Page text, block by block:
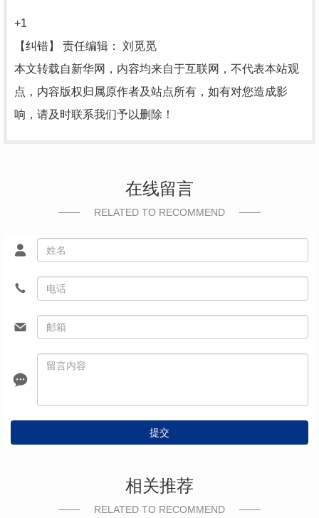
+1
【纠错】 责任编辑： 刘觅觅
本文转载自新华网，内容均来自于互联网，不代表本站观
点，内容版权归属原作者及站点所有，如有对您造成影
响，请及时联系我们予以删除！
在线留言
RELATED TO RECOMMEND
提交
相关推荐
RELATED TO RECOMMEND